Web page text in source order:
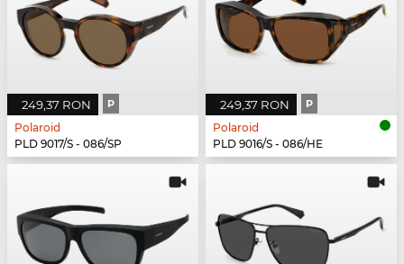
249,37 RON P
Polaroid
PLD 9017/S - 086/SP
249,37 RON P
Polaroid
PLD 9016/S - 086/HE